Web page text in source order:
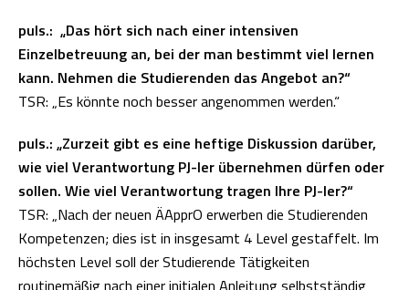
puls.: „Das hört sich nach einer intensiven
Einzelbetreuung an, bei der man bestimmt viel lernen
kann. Nehmen die Studierenden das Angebot an?“
TSR: „Es könnte noch besser angenommen werden.“
puls.: „Zurzeit gibt es eine heftige Diskussion darüber,
wie viel Verantwortung PJ-ler übernehmen dürfen oder
sollen. Wie viel Verantwortung tragen Ihre PJ-ler?“
TSR: „Nach der neuen ÄApprO erwerben die Studierenden
Kompetenzen; dies ist in insgesamt 4 Level gestaffelt. Im
höchsten Level soll der Studierende Tätigkeiten
routinemäßig nach einer initialen Anleitung selbstständig